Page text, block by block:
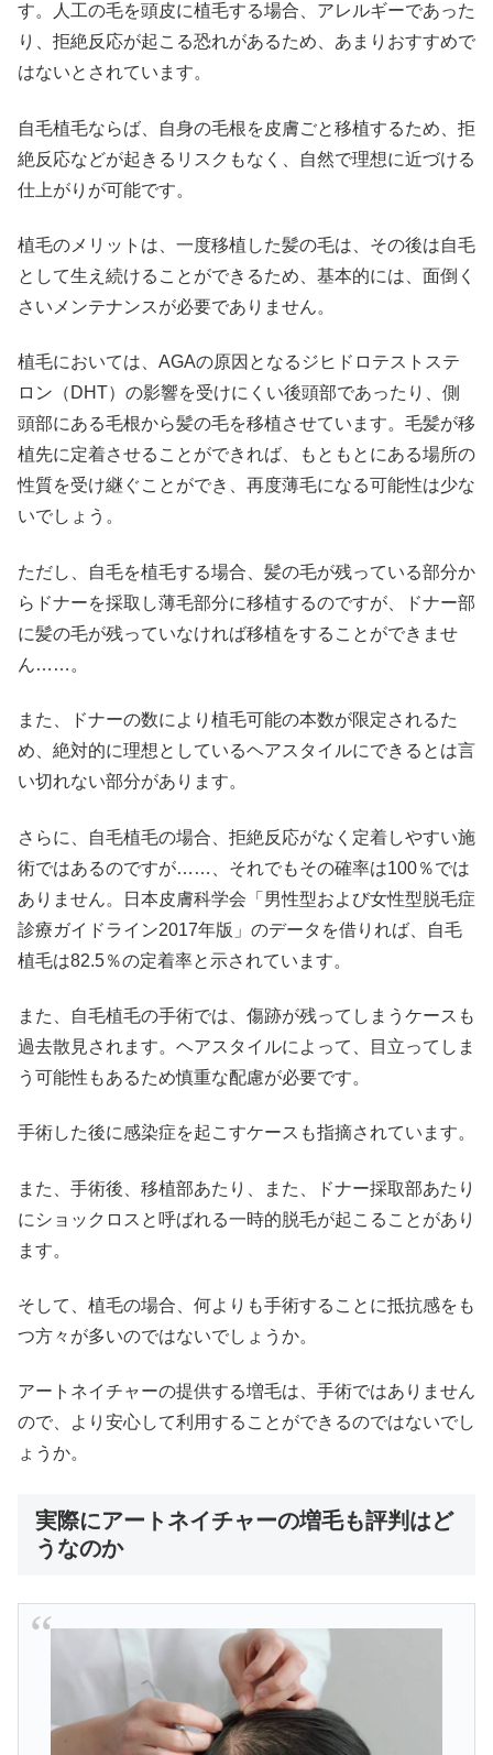
す。人工の毛を頭皮に植毛する場合、アレルギーであった
り、拒絶反応が起こる恐れがあるため、あまりおすすめで
はないとされています。
自毛植毛ならば、自身の毛根を皮膚ごと移植するため、拒
絶反応などが起きるリスクもなく、自然で理想に近づける
仕上がりが可能です。
植毛のメリットは、一度移植した髪の毛は、その後は自毛
として生え続けることができるため、基本的には、面倒く
さいメンテナンスが必要でありません。
植毛においては、AGAの原因となるジヒドロテストステ
ロン（DHT）の影響を受けにくい後頭部であったり、側
頭部にある毛根から髪の毛を移植させています。毛髪が移
植先に定着させることができれば、もともとにある場所の
性質を受け継ぐことができ、再度薄毛になる可能性は少な
いでしょう。
ただし、自毛を植毛する場合、髪の毛が残っている部分か
らドナーを採取し薄毛部分に移植するのですが、ドナー部
に髪の毛が残っていなければ移植をすることができませ
ん……。
また、ドナーの数により植毛可能の本数が限定されるた
め、絶対的に理想としているヘアスタイルにできるとは言
い切れない部分があります。
さらに、自毛植毛の場合、拒絶反応がなく定着しやすい施
術ではあるのですが……、それでもその確率は100％では
ありません。日本皮膚科学会「男性型および女性型脱毛症
診療ガイドライン2017年版」のデータを借りれば、自毛
植毛は82.5％の定着率と示されています。
また、自毛植毛の手術では、傷跡が残ってしまうケースも
過去散見されます。ヘアスタイルによって、目立ってしま
う可能性もあるため慎重な配慮が必要です。
手術した後に感染症を起こすケースも指摘されています。
また、手術後、移植部あたり、また、ドナー採取部あたり
にショックロスと呼ばれる一時的脱毛が起こることがあり
ます。
そして、植毛の場合、何よりも手術することに抵抗感をも
つ方々が多いのではないでしょうか。
アートネイチャーの提供する増毛は、手術ではありません
ので、より安心して利用することができるのではないでし
ょうか。
実際にアートネイチャーの増毛も評判はど
うなのか